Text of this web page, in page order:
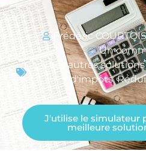
Frédéric COURTOIS
Un
Les autres
d'impôts,
J'utilise le simulateur
meilleure